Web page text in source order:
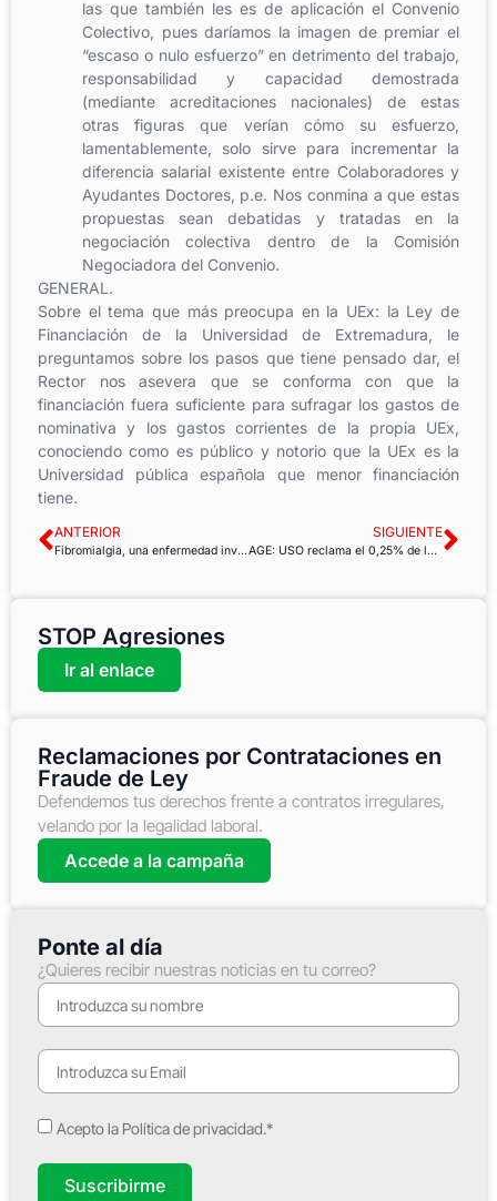
las que también les es de aplicación el Convenio
Colectivo, pues daríamos la imagen de premiar el
“escaso o nulo esfuerzo” en detrimento del trabajo,
responsabilidad y capacidad demostrada
(mediante acreditaciones nacionales) de estas
otras figuras que verían cómo su esfuerzo,
lamentablemente, solo sirve para incrementar la
diferencia salarial existente entre Colaboradores y
Ayudantes Doctores, p.e. Nos conmina a que estas
propuestas sean debatidas y tratadas en la
negociación colectiva dentro de la Comisión
Negociadora del Convenio.
GENERAL.
Sobre el tema que más preocupa en la UEx: la Ley de
Financiación de la Universidad de Extremadura, le
preguntamos sobre los pasos que tiene pensado dar, el
Rector nos asevera que se conforma con que la
financiación fuera suficiente para sufragar los gastos de
nominativa y los gastos corrientes de la propia UEx,
conociendo como es público y notorio que la UEx es la
Universidad pública española que menor financiación
tiene.
ANTERIOR
Fibromialgia, una enfermedad invisible en el ámbito laboral
SIGUIENTE
AGE: USO reclama el 0,25% de la subida salarial
STOP Agresiones
Ir al enlace
Reclamaciones por Contrataciones en
Fraude de Ley
Defendemos tus derechos frente a contratos irregulares,
velando por la legalidad laboral.
Accede a la campaña
Ponte al día
¿Quieres recibir nuestras noticias en tu correo?
Acepto la Política de privacidad.*
Suscribirme